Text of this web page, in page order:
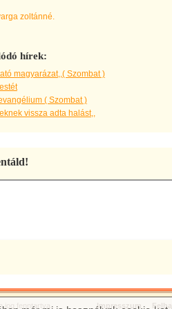
zoltánné.
hírek:
magyarázat,,( Szombat )
( Szombat )
vissza adta halást,,
jog fenntartva. Impresszum